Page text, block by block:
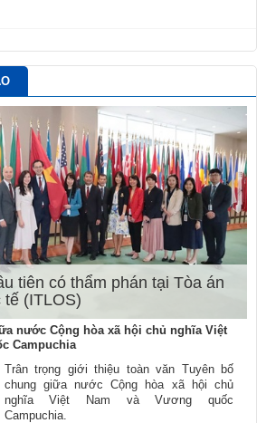
tiên có thẩm phán tại Tòa án
tế (ITLOS)
nước Cộng hòa xã hội chủ nghĩa Việt
Campuchia
Trân trọng giới thiệu toàn văn Tuyên bố
chung giữa nước Cộng hòa xã hội chủ
nghĩa Việt Nam và Vương quốc
Campuchia.